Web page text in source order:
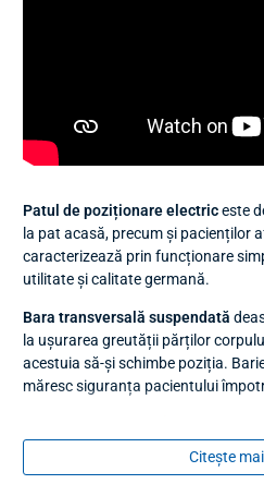
Patul de poziționare electriceste
la pat acasă, precum și pacienților
caracterizează prin funcționare
utilitate și calitate germană.
Bara transversală suspendată
la ușurarea greutății părților
acestuia să-și schimbe poziția.
măresc siguranța pacientului
Citește